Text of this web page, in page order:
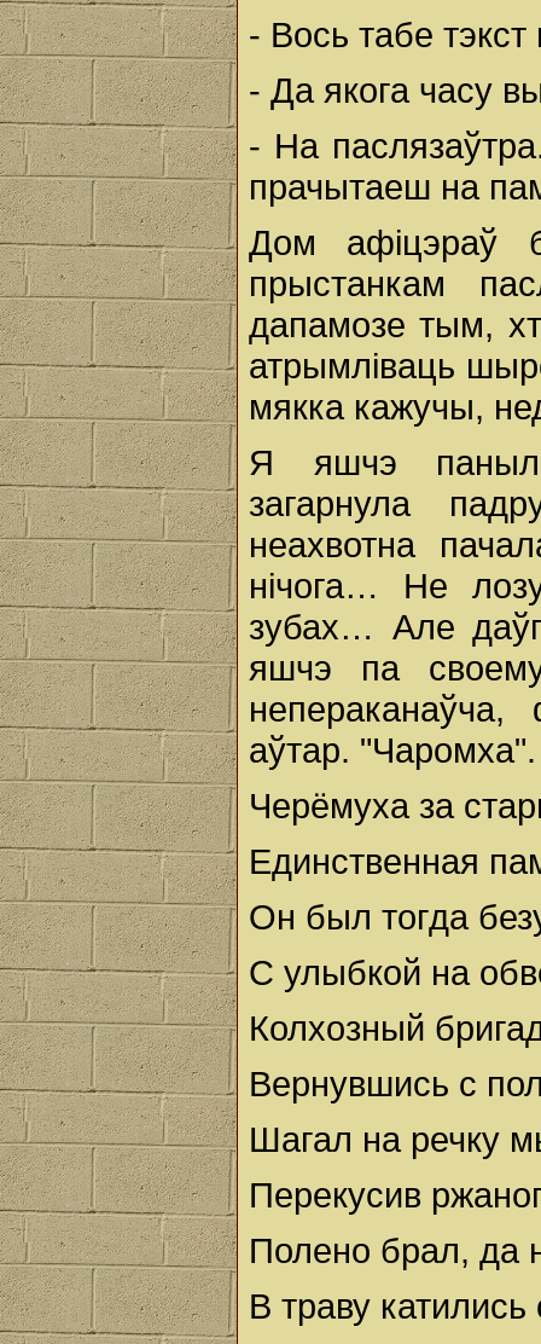
- Вось табе
- Да якога часу
- На
прачытаеш на
Дом афіцэраў
прыстанкам
дапамозе тым,
атрымліваць
мякка кажучы,
Я яшчэ
загарнула
неахвотна
нічога… Не
зубах… Але
яшчэ па
аўтар. "Чаромха".
Черёмуха за
Единственная
Он был тогда
С улыбкой на
Колхозный
Вернувшись с
Шагал на речку
Перекусив
Полено брал, да
В траву